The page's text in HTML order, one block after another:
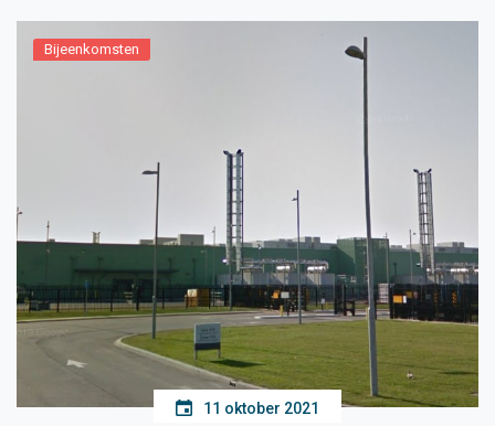
Bijeenkomsten
11 oktober 2021